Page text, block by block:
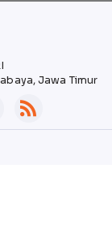
Jawa Timur